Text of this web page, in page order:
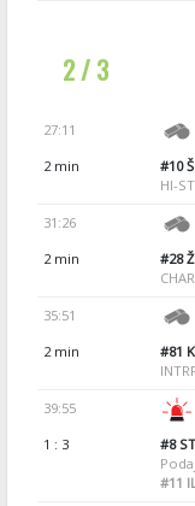
2 / 3
27:11
2 min
#10
HI-
31:26
2 min
#28
35:51
2 min
#81
39:55
1 : 3
#8
#11